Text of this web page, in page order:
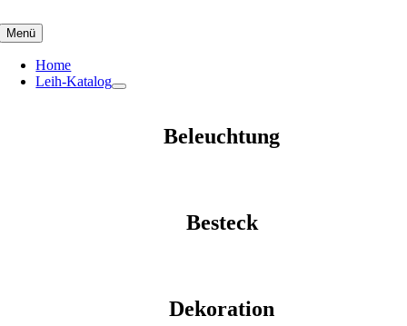
to
content
Menü
Home
Leih-Katalog
Beleuchtung
Besteck
Dekoration